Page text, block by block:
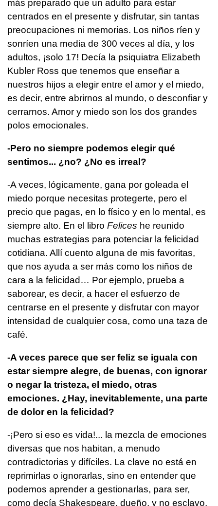
más preparado que un adulto para estar
centrados en el presente y disfrutar, sin tantas
preocupaciones ni memorias. Los niños ríen y
sonríen una media de 300 veces al día, y los
adultos, ¡solo 17! Decía la psiquiatra Elizabeth
Kubler Ross que tenemos que enseñar a
nuestros hijos a elegir entre el amor y el miedo,
es decir, entre abrirnos al mundo, o desconfiar y
cerrarnos. Amor y miedo son los dos grandes
polos emocionales.
-Pero no siempre podemos elegir qué
sentimos... ¿no? ¿No es irreal?
-A veces, lógicamente, gana por goleada el
miedo porque necesitas protegerte, pero el
precio que pagas, en lo físico y en lo mental, es
siempre alto. En el libro Felices he reunido
muchas estrategias para potenciar la felicidad
cotidiana. Allí cuento alguna de mis favoritas,
que nos ayuda a ser más como los niños de
cara a la felicidad… Por ejemplo, prueba a
saborear, es decir, a hacer el esfuerzo de
centrarse en el presente y disfrutar con mayor
intensidad de cualquier cosa, como una taza de
café.
-A veces parece que ser feliz se iguala con
estar siempre alegre, de buenas, con ignorar
o negar la tristeza, el miedo, otras
emociones. ¿Hay, inevitablemente, una parte
de dolor en la felicidad?
-¡Pero si eso es vida!... la mezcla de emociones
diversas que nos habitan, a menudo
contradictorias y difíciles. La clave no está en
reprimirlas o ignorarlas, sino en entender que
podemos aprender a gestionarlas, para ser,
como decía Shakespeare, dueño, y no esclavo,